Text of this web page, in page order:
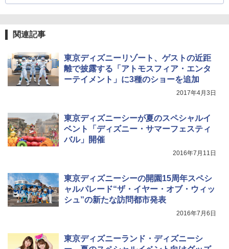
関連記事
東京ディズニーリゾート、ゲストの近距
離で披露する「アトモスフィア・エンタ
ーテイメント」に3種のショーを追加
2017年4月3日
東京ディズニーシーが夏のスペシャルイ
ベント「ディズニー・サマーフェスティ
バル」開催
2016年7月11日
東京ディズニーシーの開園15周年スペシ
ャルパレード“ザ・イヤー・オブ・ウィッ
シュ”の新たな訪問都市発表
2016年7月6日
東京ディズニーランド・ディズニーシ